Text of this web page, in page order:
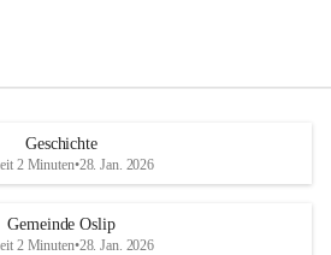
Geschichte
2 Minuten•28. Jan. 2026
Gemeinde Oslip
2 Minuten•28. Jan. 2026